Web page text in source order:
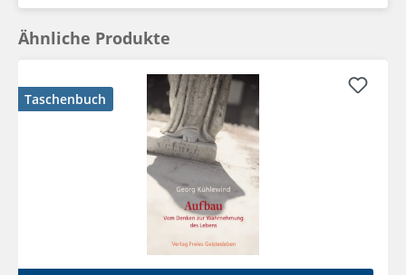
Ähnliche Produkte
Taschenbuch